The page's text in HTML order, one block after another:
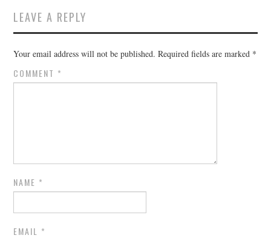
LEAVE A REPLY
Your email address will not be published. Required fields are marked *
COMMENT *
NAME *
EMAIL *